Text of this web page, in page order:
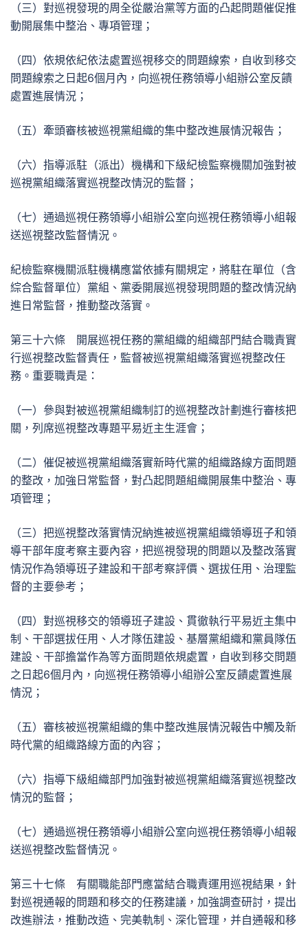
（三）對巡視發現的周全從嚴治黨等方面的凸起問題催促推
動開展集中整治、專項管理；
（四）依規依紀依法處置巡視移交的問題線索，自收到移交
問題線索之日起6個月內，向巡視任務領導小組辦公室反饋
處置進展情況；
（五）牽頭審核被巡視黨組織的集中整改進展情況報告；
（六）指導派駐（派出）機構和下級紀檢監察機關加強對被
巡視黨組織落實巡視整改情況的監督；
（七）通過巡視任務領導小組辦公室向巡視任務領導小組報
送巡視整改監督情況。
紀檢監察機關派駐機構應當依據有關規定，將駐在單位（含
綜合監督單位）黨組、黨委開展巡視發現問題的整改情況納
進日常監督，推動整改落實。
第三十六條 開展巡視任務的黨組織的組織部門結合職責實
行巡視整改監督責任，監督被巡視黨組織落實巡視整改任
務。重要職責是：
（一）參與對被巡視黨組織制訂的巡視整改計劃進行審核把
關，列席巡視整改專題平易近主生涯會；
（二）催促被巡視黨組織落實新時代黨的組織路線方面問題
的整改，加強日常監督，對凸起問題組織開展集中整治、專
項管理；
（三）把巡視整改落實情況納進被巡視黨組織領導班子和領
導干部年度考察主要內容，把巡視發現的問題以及整改落實
情況作為領導班子建設和干部考察評價、選拔任用、治理監
督的主要參考；
（四）對巡視移交的領導班子建設、貫徹執行平易近主集中
制、干部選拔任用、人才隊伍建設、基層黨組織和黨員隊伍
建設、干部擔當作為等方面問題依規處置，自收到移交問題
之日起6個月內，向巡視任務領導小組辦公室反饋處置進展
情況；
（五）審核被巡視黨組織的集中整改進展情況報告中觸及新
時代黨的組織路線方面的內容；
（六）指導下級組織部門加強對被巡視黨組織落實巡視整改
情況的監督；
（七）通過巡視任務領導小組辦公室向巡視任務領導小組報
送巡視整改監督情況。
第三十七條 有關職能部門應當結合職責運用巡視結果，針
對巡視通報的問題和移交的任務建議，加強調查研討，提出
改進辦法，推動改造、完美軌制、深化管理，并自通報和移